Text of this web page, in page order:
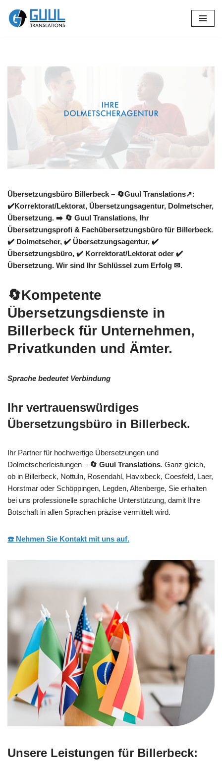
Zum
Übersetzungsbüro Billerbeck – 🔄Guul Translations↗️:
✔️Korrektorat/Lektorat, Übersetzungsagentur, Dolmetscher,
Übersetzung. ➡️ 🔄 Guul Translations, Ihr
Übersetzungsprofi & Fachübersetzungsbüro für Billerbeck.
✔️ Dolmetscher, ✔️ Übersetzungsagentur, ✔️
Übersetzungsbüro, ✔️ Korrektorat/Lektorat oder ✔️
Übersetzung. Wir sind Ihr Schlüssel zum Erfolg ✉.
🔄Kompetente
Übersetzungsdienste in
Billerbeck für Unternehmen,
Privatkunden und Ämter.
Sprache bedeutet Verbindung
Ihr vertrauenswürdiges
Übersetzungsbüro in Billerbeck.
Ihr Partner für hochwertige Übersetzungen und
Dolmetscherleistungen – 🔄 Guul Translations. Ganz gleich,
ob in Billerbeck, Nottuln, Rosendahl, Havixbeck, Coesfeld, Laer,
Horstmar oder Schöppingen, Legden, Altenberge, Sie erhalten
bei uns professionelle sprachliche Unterstützung, damit Ihre
Botschaft in allen Sprachen präzise vermittelt wird.
☎️ Nehmen Sie Kontakt mit uns auf.
Unsere Leistungen für Billerbeck: